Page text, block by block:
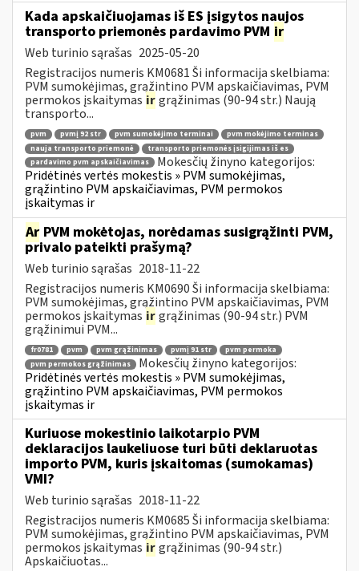
Kada apskaičiuojamas iš ES įsigytos naujos
transporto priemonės pardavimo PVM ir
Web turinio sąrašas 2025-05-20
Registracijos numeris KM0681 Ši informacija skelbiama:
PVM sumokėjimas, grąžintino PVM apskaičiavimas, PVM
permokos įskaitymas irgrąžinimas (90-94 str.) Naują
transporto...
pvm pvmį 92 str pvm sumokėjimo terminai
pvm mokėjimo terminas
nauja transporto priemonė
transporto priemonės įsigijimas iš es
pardavimo pvm apskaičiavimas
Mokesčių žinyno kategorijos:
Pridėtinės vertės mokestis » PVM sumokėjimas,
grąžintino PVM apskaičiavimas, PVM permokos
įskaitymas ir
Ar PVM mokėtojas, norėdamas susigrąžinti PVM,
privalo pateikti prašymą?
Web turinio sąrašas 2018-11-22
Registracijos numeris KM0690 Ši informacija skelbiama:
PVM sumokėjimas, grąžintino PVM apskaičiavimas, PVM
permokos įskaitymas irgrąžinimas (90-94 str.) PVM
grąžinimui PVM...
fr0781 pvm pvm grąžinimas pvmį 91 str
pvm permoka
pvm permokos grąžinimas
Mokesčių žinyno kategorijos:
Pridėtinės vertės mokestis » PVM sumokėjimas,
grąžintino PVM apskaičiavimas, PVM permokos
įskaitymas ir
Kuriuose mokestinio laikotarpio PVM
deklaracijos laukeliuose turi būti deklaruotas
importo PVM, kuris įskaitomas (sumokamas)
VMI?
Web turinio sąrašas 2018-11-22
Registracijos numeris KM0685 Ši informacija skelbiama:
PVM sumokėjimas, grąžintino PVM apskaičiavimas, PVM
permokos įskaitymas irgrąžinimas (90-94 str.)
Apskaičiuotas...